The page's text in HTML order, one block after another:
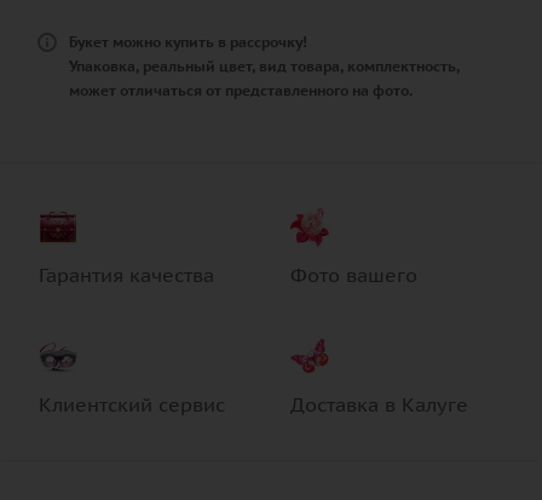
Букет можно купить в рассрочку!
Упаковка, реальный цвет, вид товара, комплектность,
может отличаться от представленного на фото.
Гарантия качества Фото вашего
Клиентский сервис Доставка в Калуге